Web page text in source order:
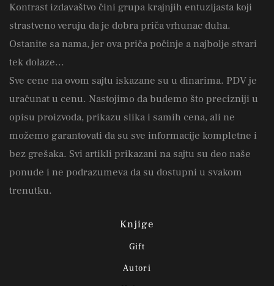
Kontrast izdavaštvo čini grupa krajnjih entuzijasta koji
strastveno veruju da je dobra priča vrhunac duha.
Ostanite sa nama, jer ova priča počinje a najbolje stvari
tek dolaze...
Sve cene na ovom sajtu iskazane su u dinarima. PDV je
uračunat u cenu. Nastojimo da budemo što precizniji u
opisu proizvoda, prikazu slika i samih cena, ali ne
možemo garantovati da su sve informacije kompletne i
bez grešaka. Svi artikli prikazani na sajtu su deo naše
ponude i ne podrazumeva da su dostupni u svakom
trenutku.
Knjige
Gift
Autori